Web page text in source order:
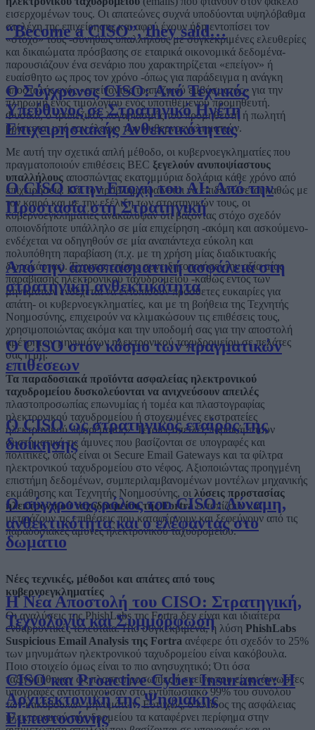
“Become a CISO”, they said…
Ο Σύγχρονος CISO: Από Τεχνικός
Υπεύθυνος σε Στρατηγικό Ηγέτη
Επιχειρησιακής Ανθεκτικότητας
Ο CISO στην Εποχή του AI: Από την
Προστασία στη Στρατηγική
Από την αποσπασματική ασφάλεια στη
στρατηγική ανθεκτικότητα
Ο CISO στον κόσμο των πραγματικών
επιθέσεων
Ο CISO ως στρατηγικός εταίρος της
διοίκησης
Ο σύγχρονος ρόλος του CISO: Δύναμη,
ανθεκτικότητα και ο ελέφαντας στο
δωμάτιο
Η Νέα Αποστολή του CISO: Στρατηγική,
Τεχνολογία και Συμμόρφωση
CISO και Proactive Cyber Insurance: Η
Αρχιτεκτονική της Ψηφιακής
Εμπιστοσύνης
εισερχομένων τους. Οι απατεώνες συχνά υποδύονται υψηλόβαθμα
στελέχη της επιχείρησης και αφού έχουν ήδη εντοπίσει τον
«στόχο» τους -συνήθως υπαλλήλους με συγκεκριμένες ελευθερίες
και δικαιώματα πρόσβασης σε εταιρικά οικονομικά δεδομένα-
παρουσιάζουν ένα σενάριο που χαρακτηρίζεται «επείγον» ή
ευαίσθητο ως προς τον χρόνο -όπως για παράδειγμα η ανάγκη
αποστολής ενός «επείγοντος τραπεζικού εμβάσματος» για την
πληρωμή ενός τιμολογίου ενός υποτιθέμενου προμηθευτή.
Φυσικά, ο τραπεζικός λογαριασμός του προμηθευτή ή πωλητή
βρίσκεται υπό τον έλεγχο των κυβερνοεγκληματιών.
Με αυτή την σχετικά απλή μέθοδο, οι κυβερνοεγκληματίες που
πραγματοποιούν επιθέσεις BEC ξεγελούν ανυποψίαστους
υπαλλήλους αποσπώντας εκατομμύρια δολάρια κάθε χρόνο από
επιχειρήσεις. Και το πρόβλημα φαίνεται να επιδεινώνεται καθώς με
τον καιρό και με την εξέλιξη των στρατηγικών τους, οι
κυβερνοεγκληματίες ανακάλυψαν ότι βάζοντας στόχο σχεδόν
οποιονδήποτε υπάλληλο σε μία επιχείρηση -ακόμη και ασκούμενο-
ενδέχεται να οδηγηθούν σε μία αναπάντεχα εύκολη και
πολυπόθητη παραβίαση (π.χ. με τη χρήση μίας διαδικτυακής
δωροκάρτας). Έχοντας επίσης συνειδητοποιήσει την αξία μίας
παραβίασης ηλεκτρονικού ταχυδρομείου -καθώς εντός των
μηνυμάτων ενδέχεται να εντοπίσουν πρόσθετες ευκαιρίες για
απάτη- οι κυβερνοεγκληματίες, και με τη βοήθεια της Τεχνητής
Νοημοσύνης, επιχειρούν να κλιμακώσουν τις επιθέσεις τους,
χρησιμοποιώντας ακόμα και την υποδομή σας για την αποστολή
αμέτρητων μηνυμάτων ηλεκτρονικού ταχυδρομείου σε πελάτες
σας ή μη.
Τα παραδοσιακά προϊόντα ασφαλείας ηλεκτρονικού
ταχυδρομείου δυσκολεύονται να ανιχνεύσουν απειλές
πλαστοπροσωπίας επωνυμίας ή τομέα και πλαστογραφίας
ηλεκτρονικού ταχυδρομείου ή στοχευμένες εκστρατείες
ηλεκτρονικού «ψαρέματος». Τέτοιες απειλές παρακάμπτουν
συστηματικά τις άμυνες που βασίζονται σε υπογραφές και
πολιτικές, όπως είναι οι Secure Email Gateways και τα φίλτρα
ηλεκτρονικού ταχυδρομείου στο νέφος. Αξιοποιώντας προηγμένη
επιστήμη δεδομένων, συμπεριλαμβανομένων μοντέλων μηχανικής
εκμάθησης και Τεχνητής Νοημοσύνης, οι λύσεις προστασίας
ηλεκτρονικού ταχυδρομείου τηςFortraεντοπίζουν και
μετριάζουν τις επιθέσεις που καταφέρνουν και ξεφεύγουν από τις
παραδοσιακές άμυνες ηλεκτρονικού ταχυδρομείου.
Νέες τεχνικές, μέθοδοι και απάτες από τους
κυβερνοεγκληματίες
Οι αναλύσεις της PhishLabs της Fortra δεν είναι και ιδιαίτερα
ενθαρρυντικές τελευταία. Πιο συγκεκριμένα, η λύση PhishLabs
Suspicious Email Analysis της Fortra ανέφερε ότι σχεδόν το 25%
των μηνυμάτων ηλεκτρονικού ταχυδρομείου είναι κακόβουλα.
Ποιο στοιχείο όμως είναι το πιο ανησυχητικό; Ότι όσα
ταξινομήθηκαν ως πλαστοπροσωπίες ή εκείνα που είχαν άγνωστες
υπογραφές αντιστοιχούσαν στο εντυπωσιακό 99% του συνόλου
των κακόβουλων μηνυμάτων. Ευτυχώς, ο κλάδος της ασφάλειας
ηλεκτρονικού ταχυδρομείου τα καταφέρνει περίφημα στην